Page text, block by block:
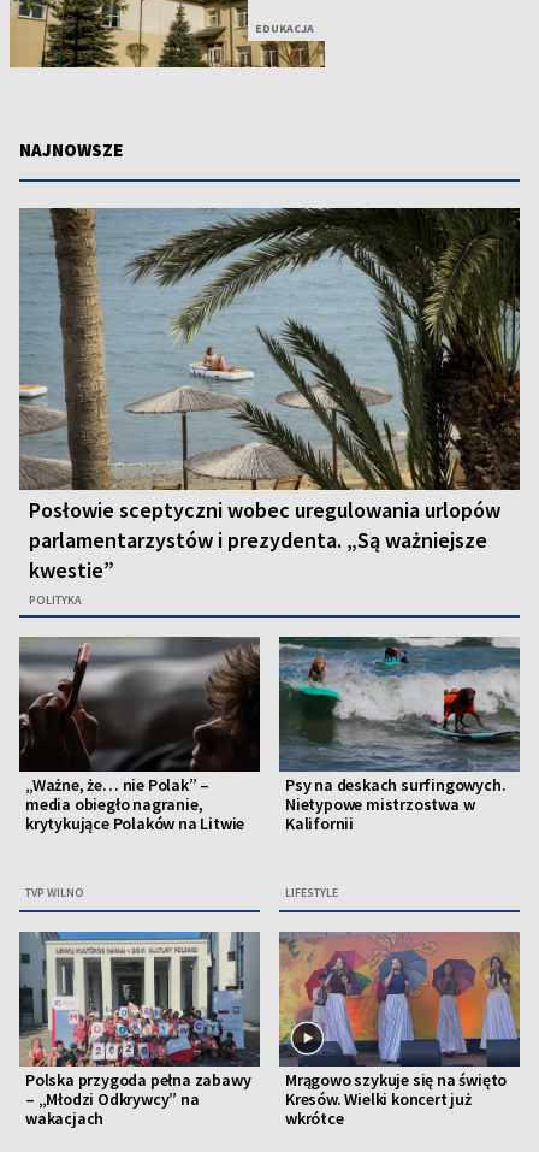
EDUKACJA
NAJNOWSZE
Posłowie sceptyczni wobec uregulowania urlopów
parlamentarzystów i prezydenta. „Są ważniejsze
kwestie”
POLITYKA
„Ważne, że… nie Polak” –
media obiegło nagranie,
krytykujące Polaków na Litwie
TVP WILNO
Psy na deskach surfingowych.
Nietypowe mistrzostwa w
Kalifornii
LIFESTYLE
Polska przygoda pełna zabawy
– „Młodzi Odkrywcy” na
wakacjach
Mrągowo szykuje się na święto
Kresów. Wielki koncert już
wkrótce